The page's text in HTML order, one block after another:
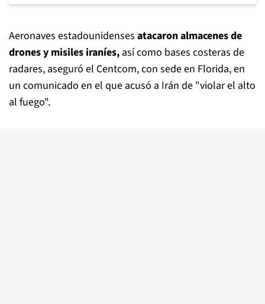
Aeronaves estadounidenses atacaron almacenes de
drones y misiles iraníes, así como bases costeras de
radares, aseguró el Centcom, con sede en Florida, en
un comunicado en el que acusó a Irán de "violar el alto
al fuego".